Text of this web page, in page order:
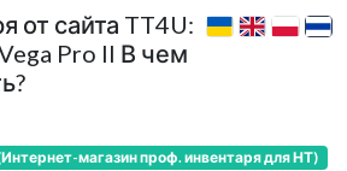
от сайта TT4U:
Pro II В чем
магазин проф. инвентаря для НТ)